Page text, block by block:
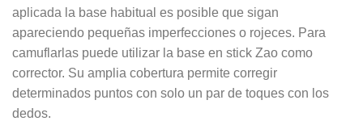
aplicada la base habitual es posible que sigan
apareciendo pequeñas imperfecciones o rojeces. Para
camuflarlas puede utilizar la base en stick Zao como
corrector. Su amplia cobertura permite corregir
determinados puntos con solo un par de toques con los
dedos.